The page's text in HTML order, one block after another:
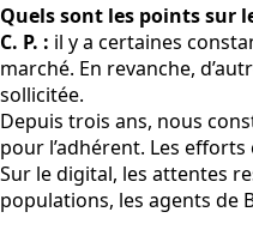
Quels sont les points sur
C. P. : il y a certaines
marché. En revanche,
sollicitée.
Depuis trois ans, nous
pour l’adhérent. Les
Sur le digital, les attentes
populations, les agents de